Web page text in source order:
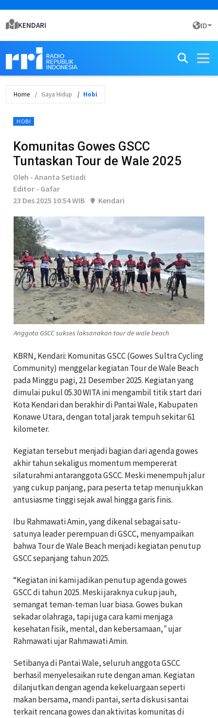
KENDARI ID
Home Gaya Hidup Hobi
HOBI
Komunitas Gowes GSCC
Tuntaskan Tour de Wale 2025
Oleh - Ananta Setiadi
Editor - Gafar
23 Des 2025 10:54 WIB
Kendari
Anggota GSCC sukses laksanakan tour de wale beach
KBRN, Kendari: Komunitas GSCC (Gowes Sultra Cycling
Community) menggelar kegiatan Tour de Wale Beach
pada Minggu pagi, 21 Desember 2025. Kegiatan yang
dimulai pukul 05.30 WITA ini mengambil titik start dari
Kota Kendari dan berakhir di Pantai Wale, Kabupaten
Konawe Utara, dengan total jarak tempuh sekitar 61
kilometer.
Kegiatan tersebut menjadi bagian dari agenda gowes
akhir tahun sekaligus momentum mempererat
silaturahmi antaranggota GSCC. Meski menempuh jalur
yang cukup panjang, para peserta tetap menunjukkan
antusiasme tinggi sejak awal hingga garis finis.
Ibu Rahmawati Amin, yang dikenal sebagai satu-
satunya leader perempuan di GSCC, menyampaikan
bahwa Tour de Wale Beach menjadi kegiatan penutup
GSCC sepanjang tahun 2025.
“Kegiatan ini kami jadikan penutup agenda gowes
GSCC di tahun 2025. Meski jaraknya cukup jauh,
semangat teman-teman luar biasa. Gowes bukan
sekadar olahraga, tapi juga cara kami menjaga
kesehatan fisik, mental, dan kebersamaan,”ujar
Rahmawati ujar Rahmawati Amin.
Setibanya di Pantai Wale, seluruh anggota GSCC
berhasil menyelesaikan rute dengan aman. Kegiatan
dilanjutkan dengan agenda kekeluargaan seperti
makan bersama, mandi pantai, serta diskusi santai
terkait rencana gowes dan aktivitas komunitas di